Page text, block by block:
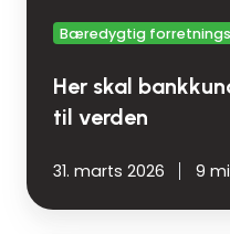
Bæredygtig
Her skal
til verden
31. marts 2026 9